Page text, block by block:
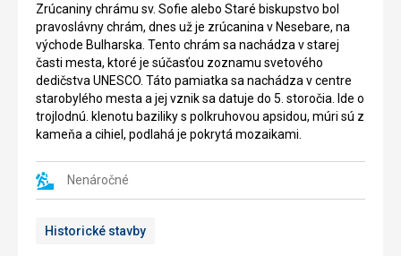
Zrúcaniny chrámu sv. Sofie alebo Staré biskupstvo bol
pravoslávny chrám, dnes už je zrúcanina v Nesebare, na
východe Bulharska. Tento chrám sa nachádza v starej
časti mesta, ktoré je súčasťou zoznamu svetového
dedičstva UNESCO. Táto pamiatka sa nachádza v centre
starobylého mesta a jej vznik sa datuje do 5. storočia. Ide o
trojlodnú. klenotu baziliky s polkruhovou apsidou, múri sú z
kameňa a cihiel, podlahá je pokrytá mozaikami.
Nenáročné
Historické stavby
každé
zriaďuje
festival,
vyrastie
mesto
postavami.
ktorá
pochádza
storočia.
Dnes
pozostatky